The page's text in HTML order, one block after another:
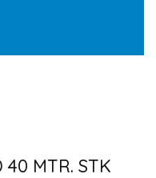
40 MTR. STK